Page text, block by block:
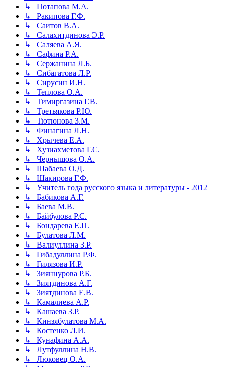
↳ Потапова М.А.
↳ Ракипова Г.Ф.
↳ Саитов В.А.
↳ Салахитдинова Э.Р.
↳ Саляева А.Я.
↳ Сафина Р.А.
↳ Сержанина Л.Б.
↳ Сибагатова Л.Р.
↳ Сирусин И.Н.
↳ Теплова О.А.
↳ Тимиргазина Г.В.
↳ Третьякова Р.Ю.
↳ Тютюнова З.М.
↳ Финагина Л.Н.
↳ Хрычева Е.А.
↳ Хузиахметова Г.С.
↳ Чернышова О.А.
↳ Шабаева О.Д.
↳ Шакирова Г.Ф.
↳ Учитель года русского языка и литературы - 2012
↳ Бабикова А.Г.
↳ Баева М.В.
↳ Байбулова Р.С.
↳ Бондарева Е.П.
↳ Булатова Л.М.
↳ Валиуллина З.Р.
↳ Гибадуллина Р.Ф.
↳ Гилязова И.Р.
↳ Зияннурова Р.Б.
↳ Зиятдинова А.Г.
↳ Зиятдинова Е.В.
↳ Камалиева А.Р.
↳ Кашаева З.Р.
↳ Кинзябулатова М.А.
↳ Костенко Л.И.
↳ Кунафина А.А.
↳ Лутфуллина Н.В.
↳ Люковец О.А.